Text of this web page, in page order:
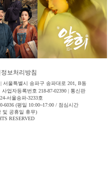
보처리방침
서울특별시 송파구 송파대로 201, B동
업자등록번호 218-87-02390 | 통신판
서울송파-3233호
6036 (평일 10:00~17:00 / 점심시간
및 공휴일 휴무)
RESERVED